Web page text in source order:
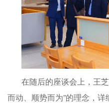
在随后的座谈会上，王
而动、顺势而为”的理念，详